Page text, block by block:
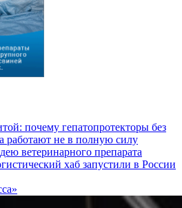
почему гепатопротекторы без
работают не в полную силу
ветеринарного препарата
хаб запустили в России